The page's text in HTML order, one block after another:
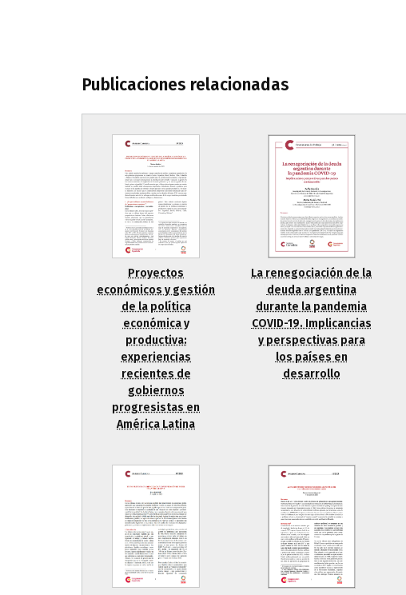
Publicaciones relacionadas
Proyectos
económicos y gestión
de la política
económica y
productiva:
experiencias
recientes de
gobiernos
progresistas en
América Latina
La renegociación de la
deuda argentina
durante la pandemia
COVID-19. Implicancias
y perspectivas para
los países en
desarrollo